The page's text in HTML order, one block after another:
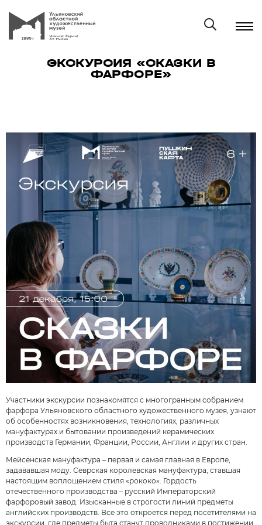
ЭКСКУРСИЯ «СКАЗКИ В
ФАРФОРЕ»
Участники экскурсии познакомятся с многогранным собранием
фарфора Ульяновского областного художественного музея, узнают
об особенностях возникновения, технологиях, различных
мануфактурах и бытовании произведений керамических
производств Германии, Франции, России, Англии и других стран.
Мейсенская мануфактура – первая и самая главная в Европе,
задававшая моду. Севрская королевская мануфактура, ставшая
настоящим воплощением стиля «рококо». Гордость
отечественного производства – русский Императорский
фарфоровый завод. Изысканные в строгости линий предметы
английских производств. Все это откроется перед посетителями на
экскурсии, где предметы быта станут проводниками в постижении